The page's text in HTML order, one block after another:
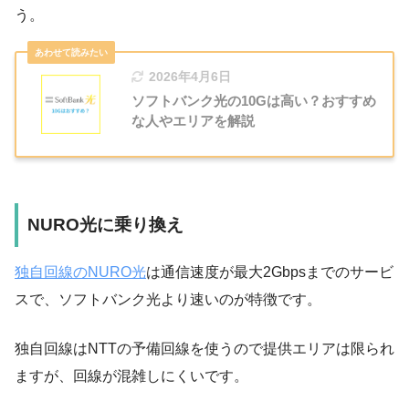
う。
2026年4月6日
ソフトバンク光の10Gは高い？おすすめ
な人やエリアを解説
NURO光に乗り換え
独自回線のNURO光は通信速度が最大2Gbpsまでのサービ
スで、
ソフトバンク光より速いのが特徴です。
独自回線はNTTの予備回線を使うので提供エリアは限られ
ますが、回線が混雑しにくいです。